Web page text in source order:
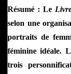
Résumé : Le
selon une
portraits de
féminine idéale.
trois